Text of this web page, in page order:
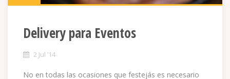
Delivery para Eventos
2 Jul ’14
No en todas las ocasiones que festejás es necesario